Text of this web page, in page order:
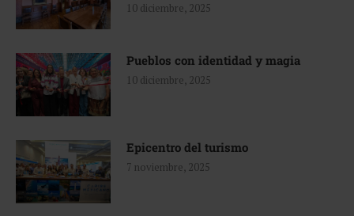
10 diciembre, 2025
Pueblos con identidad y magia
10 diciembre, 2025
Epicentro del turismo
7 noviembre, 2025